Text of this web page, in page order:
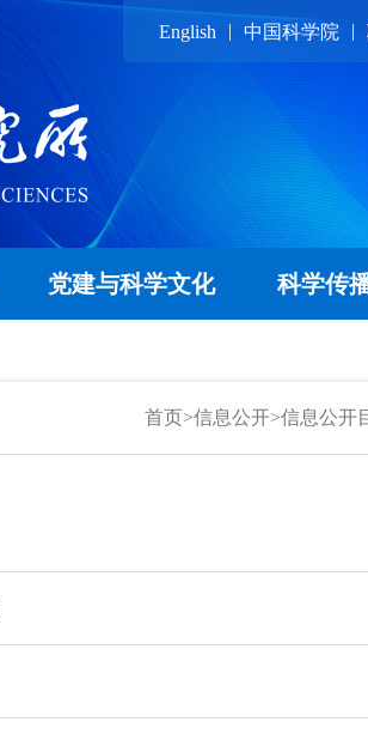
English | 中国科学院 |
党建与科学文化 科学传
首页>信息公开>信息公开